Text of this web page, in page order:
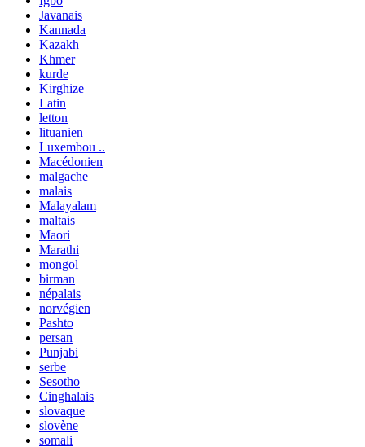
Javanais
Kannada
Kazakh
Khmer
kurde
Kirghize
Latin
letton
lituanien
Luxembou ..
Macédonien
malgache
malais
Malayalam
maltais
Maori
Marathi
mongol
birman
népalais
norvégien
Pashto
persan
Punjabi
serbe
Sesotho
Cinghalais
slovaque
slovène
somali